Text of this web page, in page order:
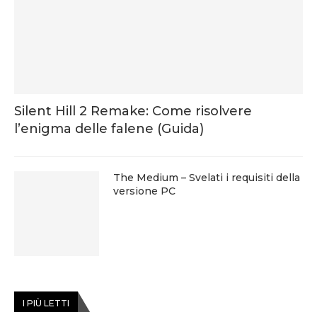
Silent Hill 2 Remake: Come risolvere
l’enigma delle falene (Guida)
The Medium – Svelati i requisiti della
versione PC
I PIÙ LETTI